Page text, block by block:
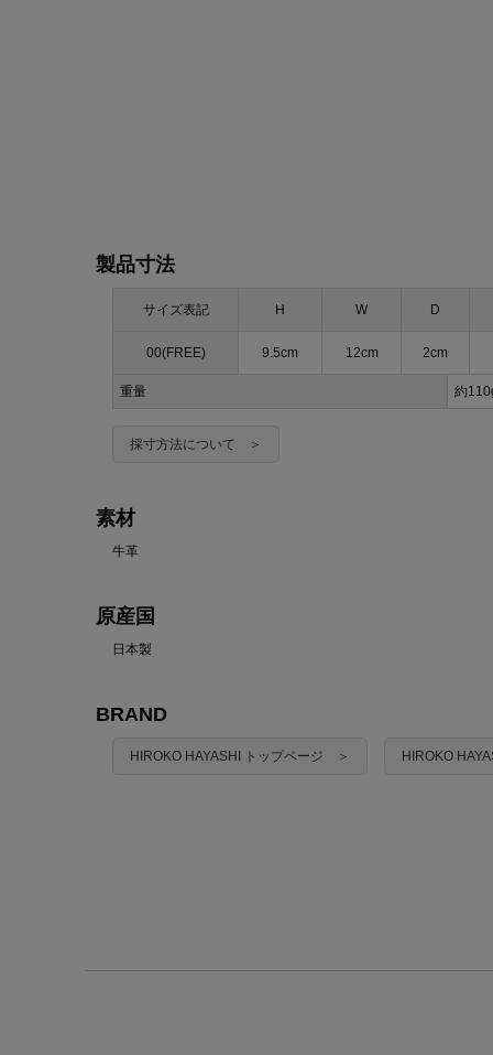
製品寸法
サイズ表記 H W D
00(FREE) 9.5cm 12cm 2cm
重量 約
採寸方法について ＞
素材
牛革
原産国
日本製
BRAND
HIROKO HAYASHI トップページ ＞ HIROKO